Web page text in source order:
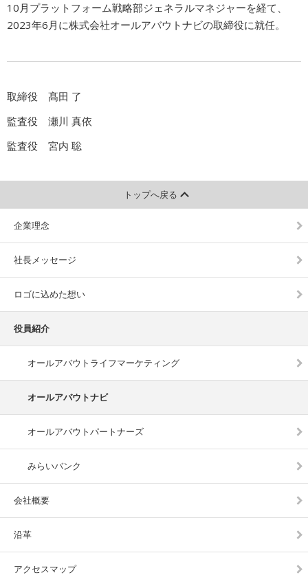
10月プラットフォーム戦略部ジェネラルマネジャーを経て、
2023年6月に株式会社オールアバウトナビの取締役に就任。
取締役 髙田 了
監査役 瀬川 真依
監査役 宮内 聡
トップへ戻る
企業理念
社長メッセージ
ロゴに込めた想い
役員紹介
オールアバウトライフマーケティング
オールアバウトナビ
オールアバウトパートナーズ
みらいバンク
会社概要
沿革
アクセスマップ